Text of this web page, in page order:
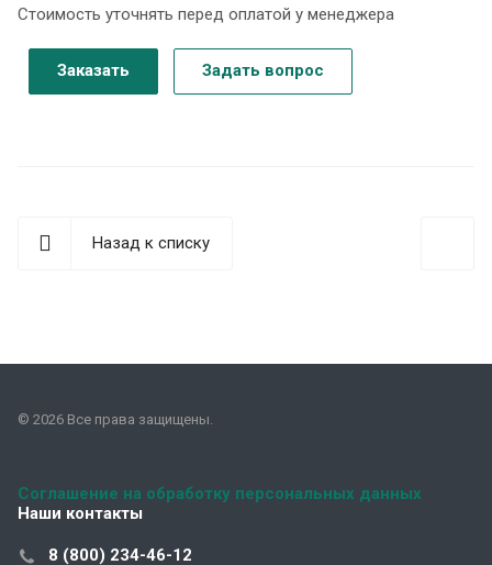
Стоимость уточнять перед оплатой у менеджера
Заказать Задать вопрос
Назад к списку
© 2026 Все права защищены.
Соглашение на обработку персональных данных
Наши контакты
8 (800) 234-46-12